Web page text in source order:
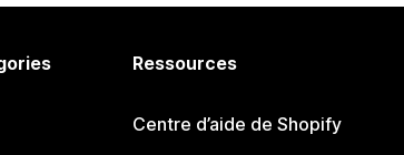
Ressources
Centre d’aide de Shopify